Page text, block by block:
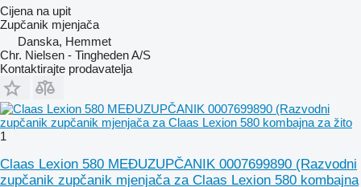
Cijena na upit
Zupčanik mjenjača
Danska, Hemmet
Chr. Nielsen - Tingheden A/S
Kontaktirajte prodavatelja
1
Claas Lexion 580 MEĐUZUPČANIK 0007699890 (Razvodni
zupčanik zupčanik mjenjača za Claas Lexion 580 kombajna